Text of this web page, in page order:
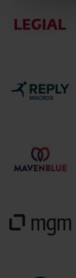
Deutschen
Kraftverkehrs
Legial AG
Macros Reply
MavenBlue